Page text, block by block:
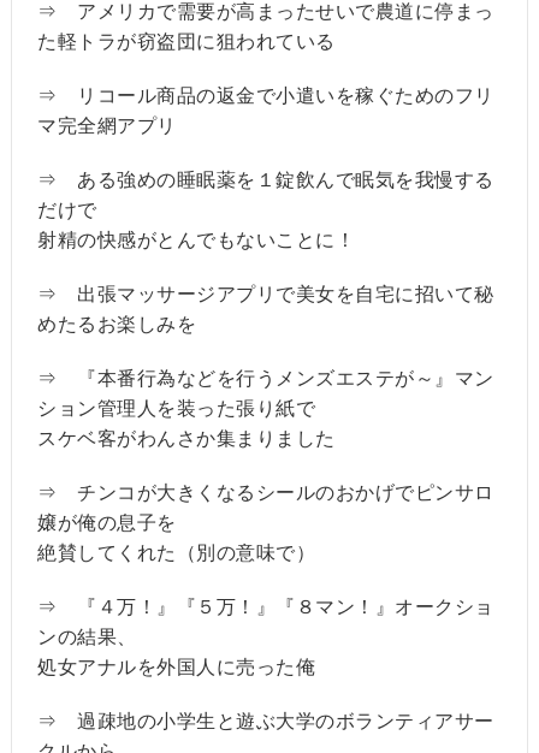
⇒ アメリカで需要が高まったせいで農道に停まっ
た軽トラが窃盗団に狙われている
⇒ リコール商品の返金で小遣いを稼ぐためのフリ
マ完全網アプリ
⇒ ある強めの睡眠薬を１錠飲んで眠気を我慢する
だけで
射精の快感がとんでもないことに！
⇒ 出張マッサージアプリで美女を自宅に招いて秘
めたるお楽しみを
⇒ 『本番行為などを行うメンズエステが～』マン
ション管理人を装った張り紙で
スケベ客がわんさか集まりました
⇒ チンコが大きくなるシールのおかげでピンサロ
嬢が俺の息子を
絶賛してくれた（別の意味で）
⇒ 『４万！』『５万！』『８マン！』オークショ
ンの結果、
処女アナルを外国人に売った俺
⇒ 過疎地の小学生と遊ぶ大学のボランティアサー